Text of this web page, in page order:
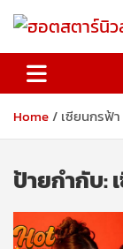
ฮอตสตา
Home เซียนกรฟ้า
ป้ายกำกับ: